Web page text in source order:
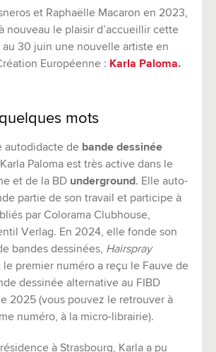
et Raphaëlle Macaron en 2023,
nouveau le plaisir d’accueillir cette
au 30 juin une nouvelle artiste en
Européenne : Karla Paloma.
mots
autodidacte de bande dessinée
Paloma est très active dans le
et de la BD underground. Elle auto-
partie de son travail et participe à
par Colorama Clubhouse,
Verlag. En 2024, elle fonde son
bandes dessinées, Hairspray
le premier numéro a reçu le Fauve de
dessinée alternative au FIBD
2025 (vous pouvez le retrouver à
numéro, à la micro-librairie).
à Strasbourg, Karla a pu